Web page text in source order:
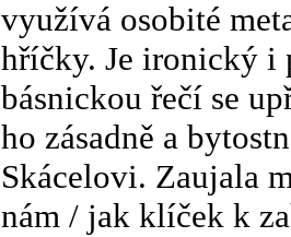
využívá osobité
hříčky. Je ironický i
básnickou řečí se
ho zásadně a
Skácelovi. Zaujala
nám / jak klíček k